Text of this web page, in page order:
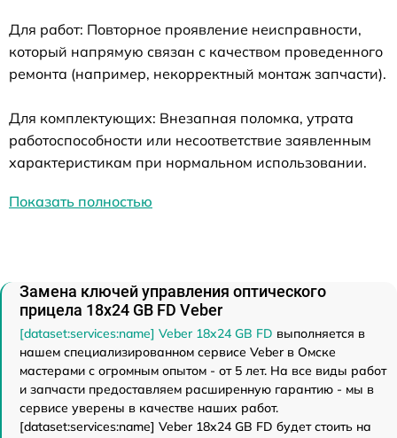
Для работ: Повторное проявление неисправности,
который напрямую связан с качеством проведенного
ремонта (например, некорректный монтаж запчасти).
Для комплектующих: Внезапная поломка, утрата
работоспособности или несоответствие заявленным
характеристикам при нормальном использовании.
Показать полностью
Замена ключей управления оптического
прицела 18x24 GB FD Veber
[dataset:services:name] Veber 18x24 GB FD выполняется в
нашем специализированном сервисе Veber в Омске
мастерами с огромным опытом - от 5 лет. На все виды работ
и запчасти предоставляем расширенную гарантию - мы в
сервисе уверены в качестве наших работ.
[dataset:services:name] Veber 18x24 GB FD будет стоить на